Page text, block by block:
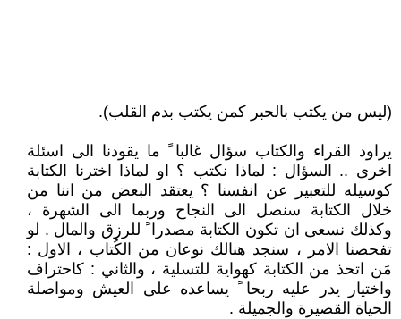
(ليس من يكتب بالحبر كمن يكتب بدم القلب).
يراود القراء والكتاب سؤال غالبا ً ما يقودنا الى اسئلة
اخرى .. السؤال : لماذا نكتب ؟ او لماذا اخترنا الكتابة
كوسيله للتعبير عن انفسنا ؟ يعتقد البعض من اننا من
خلال الكتابة سنصل الى النجاح وربما الى الشهرة ،
وكذلك نسعى ان تكون الكتابة مصدرا ً للرزق والمال . لو
تفحصنا الامر ، سنجد هنالك نوعان من الكُتاب ، الاول :
مَن اتحذ من الكتابة كهواية للتسلية ، والثاني : كاحتراف
واختيار يدر عليه ربحا ً يساعده على العيش ومواصلة
الحياة القصيرة والجميلة .